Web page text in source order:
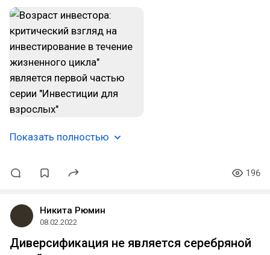
Показать полностью
196
Никита Рюмин
08.02.2022
Диверсификация не является серебряной